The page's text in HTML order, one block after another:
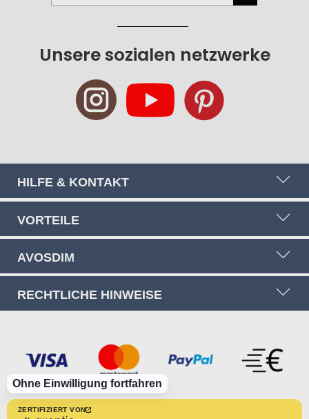
ZERTIFIZIERT VON
Ohne Einwilligung fortfahren
Unsere sozialen netzwerke
Sie
unseren
HILFE & KONTAKT
VORTEILE
AVOSDIM
RECHTLICHE HINWEISE